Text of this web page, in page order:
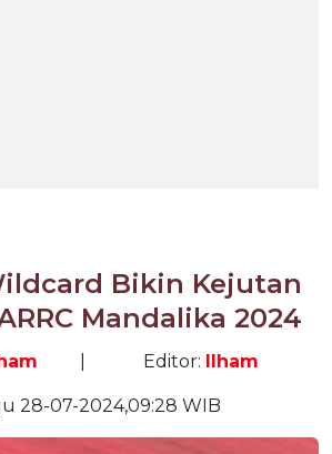
Bikin Kejutan
Mandalika 2024
Editor: Ilham
28-07-2024,09:28 WIB